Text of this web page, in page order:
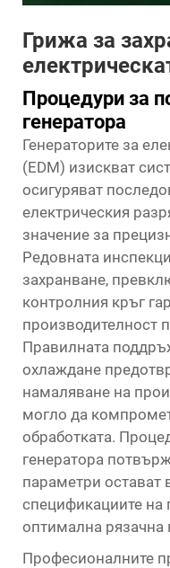
Грижа за
Процедури за
генератора
Генераторите за
(EDM) изискват
осигуряват
електрическия
значение за
Редовната
захранване,
контролния кръг
производителност
Правилната
охлаждане
намаляване на
могло да
обработката.
генератора
параметри остават
спецификациите на
оптимална рязачна
Професионалните